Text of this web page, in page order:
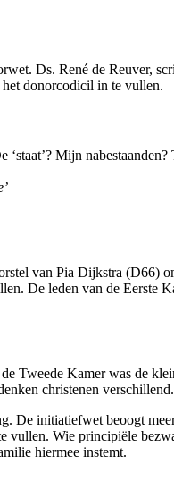
Ds. René de Reuver,
donorcodicil in te vullen.
Mijn
van Pia Dijkstra (D66)
De leden van de Eerste
Tweede Kamer was de
christenen verschillend.
De initiatiefwet beoogt
Wie principiële
hiermee instemt.